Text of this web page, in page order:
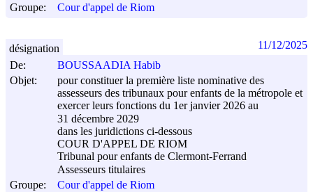
Groupe:
Cour d'appel de Riom
De:
BOUSSAADIA Habib
Objet:
pour constituer la première liste nominative des
assesseurs des tribunaux pour enfants de la métropole et
exercer leurs fonctions du 1er janvier 2026 au
31 décembre 2029
dans les juridictions ci-dessous
COUR D'APPEL DE RIOM
Tribunal pour enfants de Clermont-Ferrand
Assesseurs titulaires
Groupe:
Cour d'appel de Riom
désignation 11/12/2025